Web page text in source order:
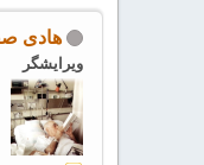
هادی
ویرایشگر